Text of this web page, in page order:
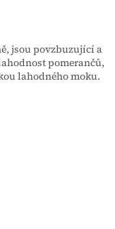
jsou povzbuzující a
pomerančů,
lahodného moku.